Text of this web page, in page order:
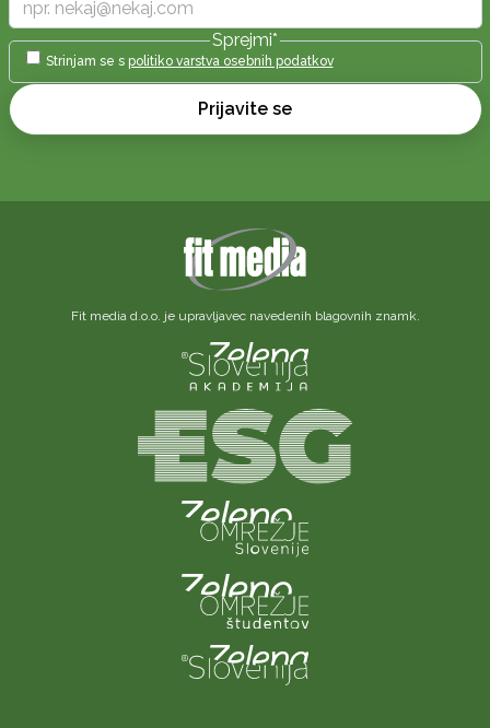
Sprejmi*
Strinjam se s politiko varstva osebnih podatkov
Prijavite se
Fit media d.o.o. je upravljavec navedenih blagovnih znamk.